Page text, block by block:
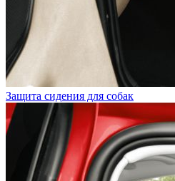
Защита сидения для собак